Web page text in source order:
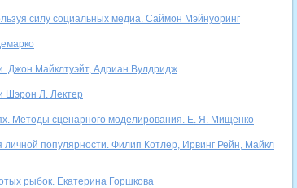
силу социальных медиа. Саймон Мэйнуоринг
Джон Майклтуэйт, Адриан Вулдридж
Шэрон Л. Лектер
Методы сценарного моделирования. Е. Я. Мищенко
популярности. Филип Котлер, Ирвинг Рейн, Майкл
рыбок. Екатерина Горшкова